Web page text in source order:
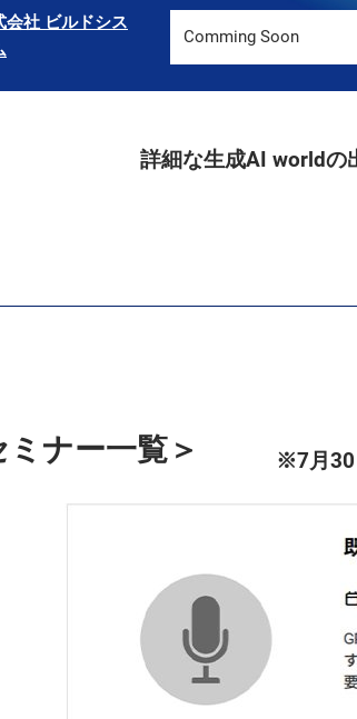
会社 ビルドシス
Comming Soon
詳細な生成AI worldの
ミナー一覧＞ ※7月30